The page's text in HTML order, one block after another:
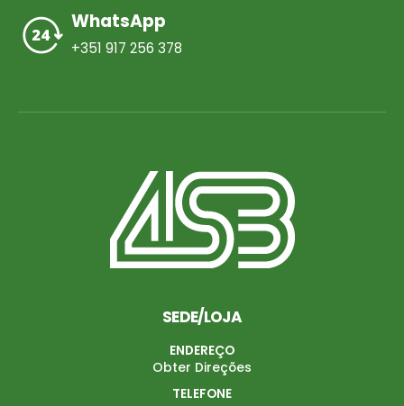
WhatsApp
+351 917 256 378
SEDE/LOJA
ENDEREÇO
Obter Direções
TELEFONE